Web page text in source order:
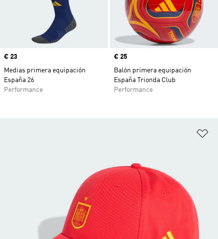
Precio
€ 23
Medias primera equipación
España 26
Performance
Precio
€ 25
Balón primera equipación
España Trionda Club
Performance